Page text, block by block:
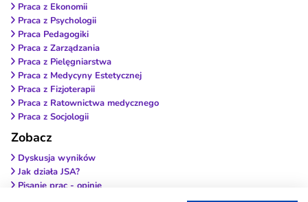
Praca z Ekonomii
Praca z Psychologii
Praca Pedagogiki
Praca z Zarządzania
Praca z Pielęgniarstwa
Praca z Medycyny Estetycznej
Praca z Fizjoterapii
Praca z Ratownictwa medycznego
Praca z Socjologii
Zobacz
Dyskusja wyników
Jak działa JSA?
Pisanie prac - opinie